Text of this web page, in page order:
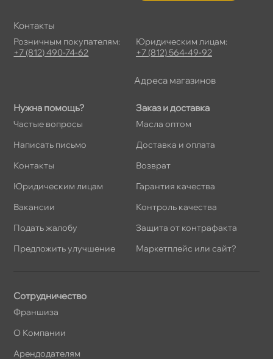
Нужна помощь?
Частые вопросы
Написать письмо
Контакты
Юридическим лицам
акансии
Подать жалобу
Предложить улучшение
Заказ и доставка
Масла оптом
Доставка и оплата
озврат
Гарантия качества
Контроль качества
Защита от контрафакта
Маркетплейс или сайт?
Сотрудничество
Франшиза
О Компании
Арендодателям
Контакты
Розничным покупателям:
+7 (812) 490-74-62
Юридическим лицам:
+7 (812) 564-49-92
Адреса магазино